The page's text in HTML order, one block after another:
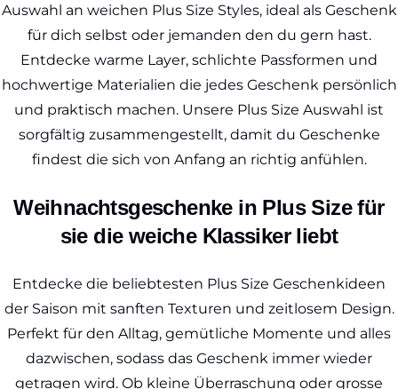
Auswahl an weichen Plus Size Styles, ideal als Geschenk
für dich selbst oder jemanden den du gern hast.
Entdecke warme Layer, schlichte Passformen und
hochwertige Materialien die jedes Geschenk persönlich
und praktisch machen. Unsere Plus Size Auswahl ist
sorgfältig zusammengestellt, damit du Geschenke
findest die sich von Anfang an richtig anfühlen.
Weihnachtsgeschenke in Plus Size für
sie die weiche Klassiker liebt
Entdecke die beliebtesten Plus Size Geschenkideen
der Saison mit sanften Texturen und zeitlosem Design.
Perfekt für den Alltag, gemütliche Momente und alles
dazwischen, sodass das Geschenk immer wieder
getragen wird. Ob kleine Überraschung oder grosse